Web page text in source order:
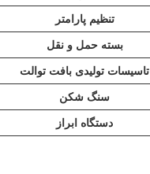
تنظیم پارامتر
بسته حمل و نقل
تاسیسات تولیدی بافت توالت
سنگ شکن
دستگاه ابراز